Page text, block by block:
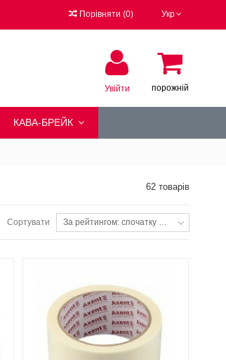
Укр
Порівняти (0)
порожній
Увійти
КАВА-БРЕЙК
62 товарів
Сортувати За рейтингом: спочатку популярні